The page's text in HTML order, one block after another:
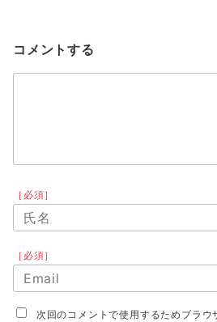
コメントする
［必須］
［必須］
次回のコメントで使用するためブラウ